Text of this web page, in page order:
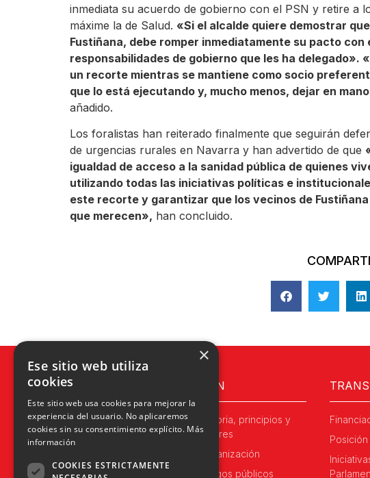
inmediata su acuerdo de gobierno con el PSN y retire a
máxime la de Salud. «Si el alcalde quiere demostrar
Fustiñana, debe romper inmediatamente su pacto
responsabilidades de gobierno que les ha delegado».
un recorte mientras se mantiene como socio
que lo está ejecutando y, mucho menos, dejar en
añadido.
Los foralistas han reiterado finalmente que seguirán
de urgencias rurales en Navarra y han advertido de que
igualdad de acceso a la sanidad pública de quienes
utilizando todas las iniciativas políticas e
este recorte y garantizar que los vecinos de
que merecen», han concluido.
UPN
Historia, principios y
valores
Organización
Cargos públicos
×
Ese sitio web utiliza
cookies
Este sitio web usa cookies para mejorar la
experiencia del usuario. No aplicaremos
cookies sin su consentimiento explícito. Más
información
COOKIES ESTRICTAMENTE